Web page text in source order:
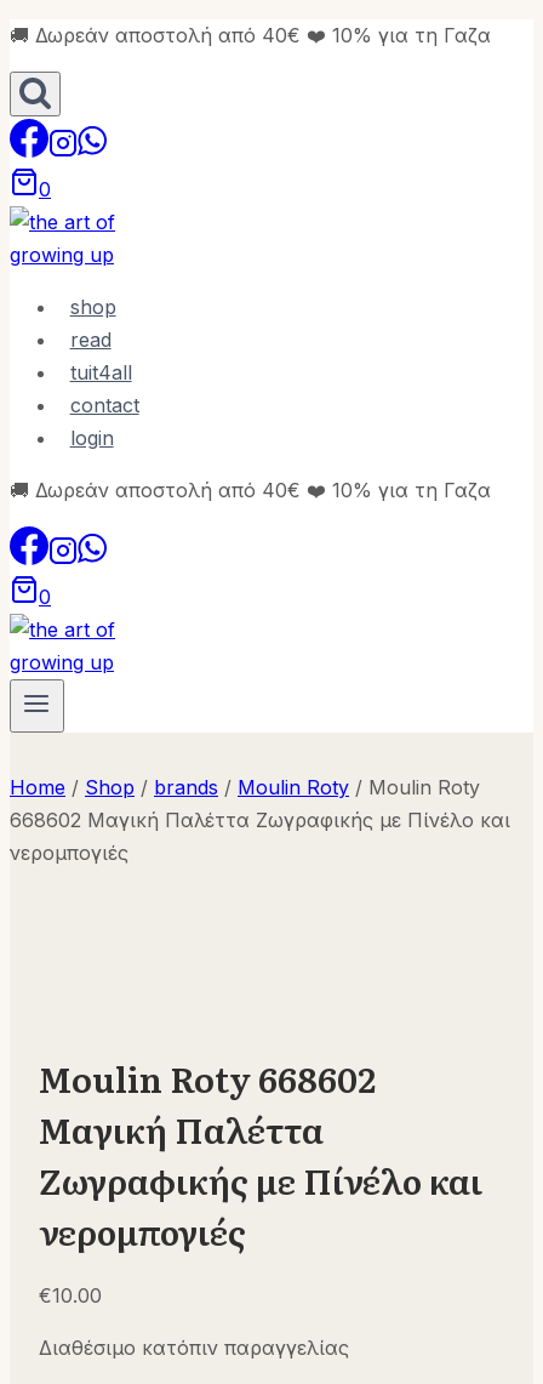
Skip
to
content
🚚 Δωρεάν αποστολή από 40€ ❤️ 10% για τη Γαζα
0
shop
read
tuit4all
contact
login
🚚 Δωρεάν αποστολή από 40€ ❤️ 10% για τη Γαζα
0
Home / Shop / brands / Moulin Roty / Moulin Roty
668602 Μαγική Παλέττα Ζωγραφικής με Πίνέλο και
νερομπογιές
Moulin Roty 668602
Μαγική Παλέττα
Ζωγραφικής με Πίνέλο και
νερομπογιές
€10.00
Διαθέσιμο κατόπιν παραγγελίας